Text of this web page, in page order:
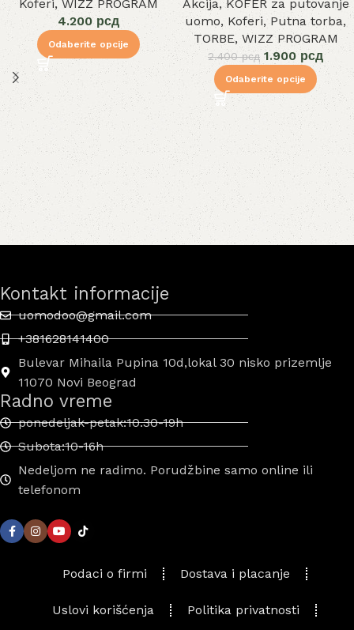
Koferi, WIZZ PROGRAM
4.200рсд
Odaberite opcije
Akcija,KOFER za putovanje
uomo, Koferi, Putna torba,
TORBE, WIZZ PROGRAM
2.400рсд 1.900рсд
Odaberite opcije
Kontakt informacije
uomodoo@gmail.com
+381628141400
Bulevar Mihaila Pupina 10d,lokal 30 nisko prizemlje
11070 Novi Beograd
Radno vreme
ponedeljak-petak:10.30-19h
Subota:10-16h
Nedeljom ne radimo. Porudžbine samo online ili
telefonom
Podaci o firmi Dostava i placanje
Uslovi korišćenja Politika privatnosti